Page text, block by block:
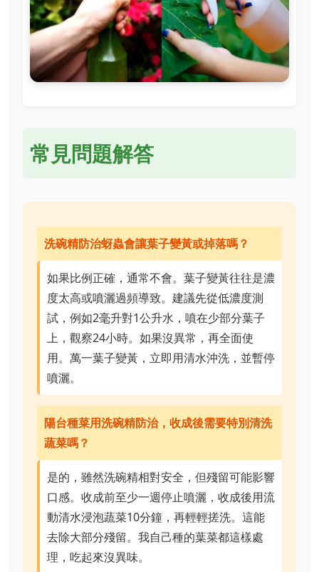
常見問題解答
洗碗精防治蚜蟲會讓葉子變黃或掉落嗎？
如果比例正確，通常不會。葉子變黃往往是濃
度太高或噴灑過頻導致。建議先從低濃度測
試，例如2毫升對1公升水，噴在少部分葉子
上，觀察24小時。如果沒異常，再全面使
用。萬一葉子變黃，立即用清水沖洗，並暫停
噴灑。
陽台種菜用洗碗精防治，收成後需要特別清洗
蔬菜嗎？
是的，雖然洗碗精相對安全，但殘留可能影響
口感。收成前至少一週停止噴灑，收成後用流
動清水浸泡蔬菜10分鐘，再輕輕搓洗。這能
去除大部分殘留。我自己種的葉菜都這樣處
理，吃起來沒異味。